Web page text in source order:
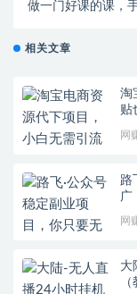
做一门好课的课，
相关文章
淘
贴
网
路
广
网
大